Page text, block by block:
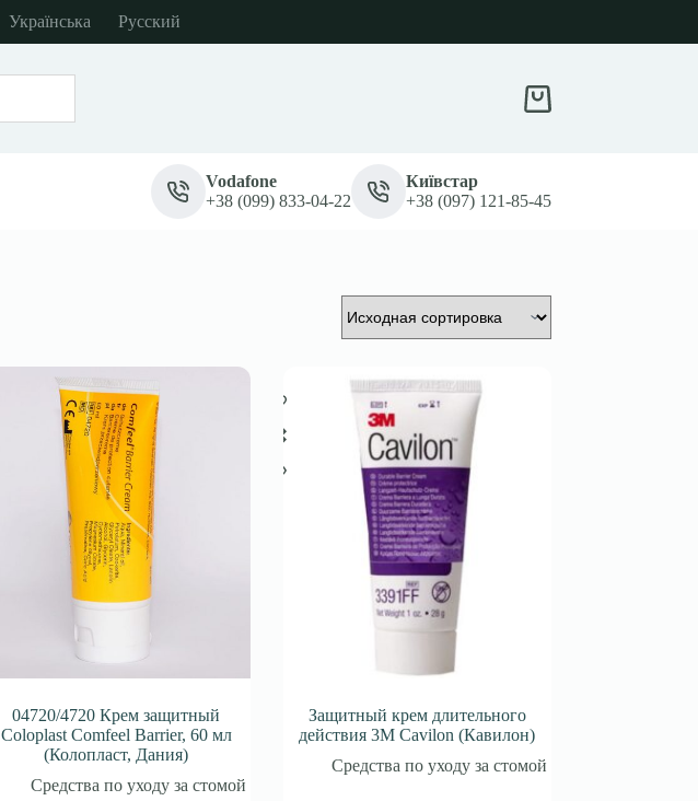
Українська Русский
Корзина
Vodafone
+38 (099) 833-04-22
Київстар
+38 (097) 121-85-45
04720/4720 Крем защитный
Coloplast Comfeel Barrier, 60 мл
(Колопласт, Дания)
Средства по уходу за стомой
Защитный крем длительного
действия 3M Cavilon (Кавилон)
Средства по уходу за стомой